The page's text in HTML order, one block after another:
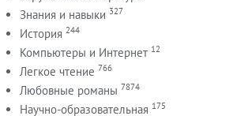
Знания и навыки 327
История 244
Компьютеры и Интернет 12
Легкое чтение 766
Любовные романы 7874
Научно-образовательная 175